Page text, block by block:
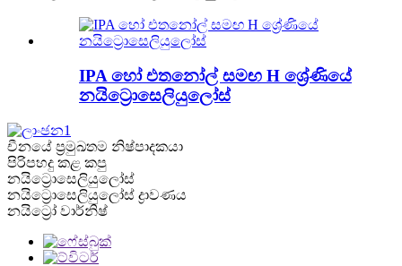
IPA හෝ එතනෝල් සමඟ H ශ්‍රේණියේ
නයිට්‍රොසෙලියුලෝස්
චීනයේ ප්‍රමුඛතම නිෂ්පාදකයා
පිරිපහදු කළ කපු
නයිට්‍රොසෙලියුලෝස්
නයිට්‍රොසෙලියුලෝස් ද්‍රාවණය
නයිට්‍රෝ වාර්නිෂ්